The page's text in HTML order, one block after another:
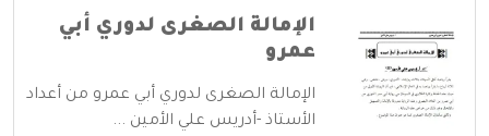
الإمالة الصغرى لدوري أبي
عمرو
الإمالة الصغرى لدوري أبي عمرو من أعداد
الأستاذ -أدريس علي الأمين ...